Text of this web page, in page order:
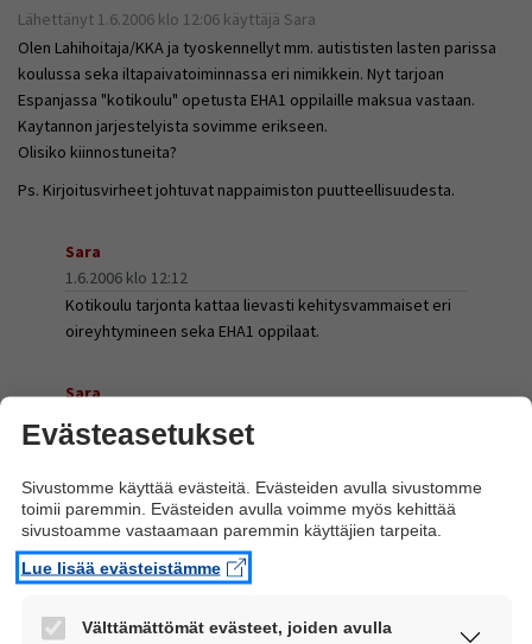
Lähettänyt 1.6.2006 klo 12:06 käyttäjä Sara
Olen Lahihoitaja/KKA ja tyoskennellyt mm. autististen lasten parissa
koulussa seka iltapaivatoiminnassa eri nimikkein. Nyt tarjoan
Espanjassa "kotikoulu" opetusta EHA1 oppilaille maksua vastaan.
Kaytannon jarjestelyista sovimme erikseen.
Olisiko kiinnostuneita?
Ps. Kirjoitusvirheet johtuvat nappaimiston puutteellisuudesta.
Sara
1.6.2006 klo 12:12
Kotikoulu tarjonta kattaa lievasti kehitysvammaiset eri
oireyhtymineen seka EHA1 oppilaat.
Sara
23.10.2006 klo 12:19
Lähdin pois ja vein palveluni mukanani...
eevahautala@netti.fi
15.6.2009 klo 19:33
kysymy lisä opima luukema kirjotmaa en sosa viillaä?
Evästeasetukset
Sivustomme käyttää evästeitä. Evästeiden avulla sivustomme
toimii paremmin. Evästeiden avulla voimme myös kehittää
sivustoamme vastaamaan paremmin käyttäjien tarpeita.
Lue lisää evästeistämme
Välttämättömät evästeet, joiden avulla